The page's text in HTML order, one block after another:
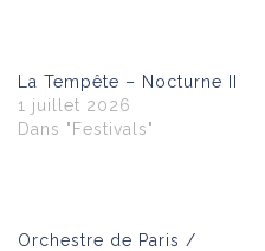
La Tempête – Nocturne II
1 juillet 2026
Dans "Festivals"
Orchestre de Paris /